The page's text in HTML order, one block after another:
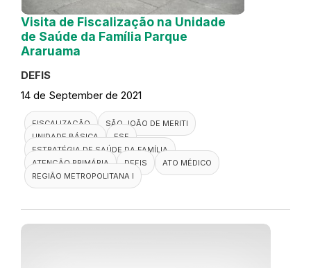
Visita de Fiscalização na Unidade
de Saúde da Família Parque
Araruama
DEFIS
14 de September de 2021
FISCALIZAÇÃO
SÃO JOÃO DE MERITI
UNIDADE BÁSICA
ESF
ESTRATÉGIA DE SAÚDE DA FAMÍLIA
ATENÇÃO PRIMÁRIA
DEFIS
ATO MÉDICO
REGIÃO METROPOLITANA I